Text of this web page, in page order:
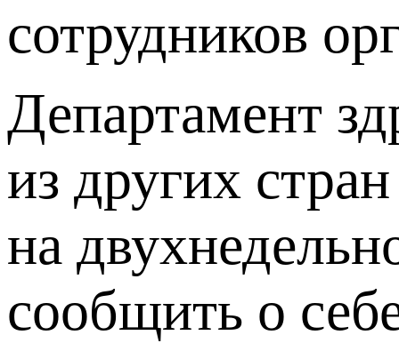
сотрудников
Департамент
из других
на
сообщить о